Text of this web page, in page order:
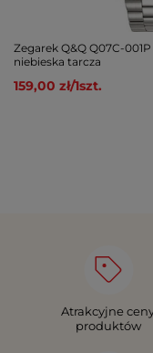
Zegarek Q&Q Q07C-
niebieska tarcza
159,00 zł/1szt.
Atrakcyjne
produktów